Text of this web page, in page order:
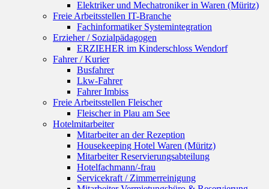
Elektriker und Mechatroniker in Waren (Müritz)
Freie Arbeitsstellen IT-Branche
Fachinformatiker Systemintegration
Erzieher / Sozialpädagogen
ERZIEHER im Kinderschloss Wendorf
Fahrer / Kurier
Busfahrer
Lkw-Fahrer
Fahrer Imbiss
Freie Arbeitsstellen Fleischer
Fleischer in Plau am See
Hotelmitarbeiter
Mitarbeiter an der Rezeption
Housekeeping Hotel Waren (Müritz)
Mitarbeiter Reservierungsabteilung
Hotelfachmann/-frau
Servicekraft / Zimmerreinigung